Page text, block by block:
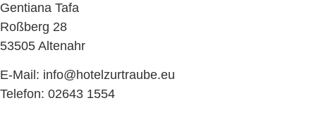
Gentiana Tafa
Roßberg 28
53505 Altenahr
E-Mail: info@hotelzurtraube.eu
Telefon: 02643 1554